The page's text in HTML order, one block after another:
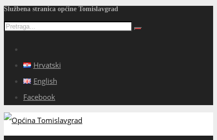
Službena stranica općine Tomislavgrad
Hrvatski
English
Facebook